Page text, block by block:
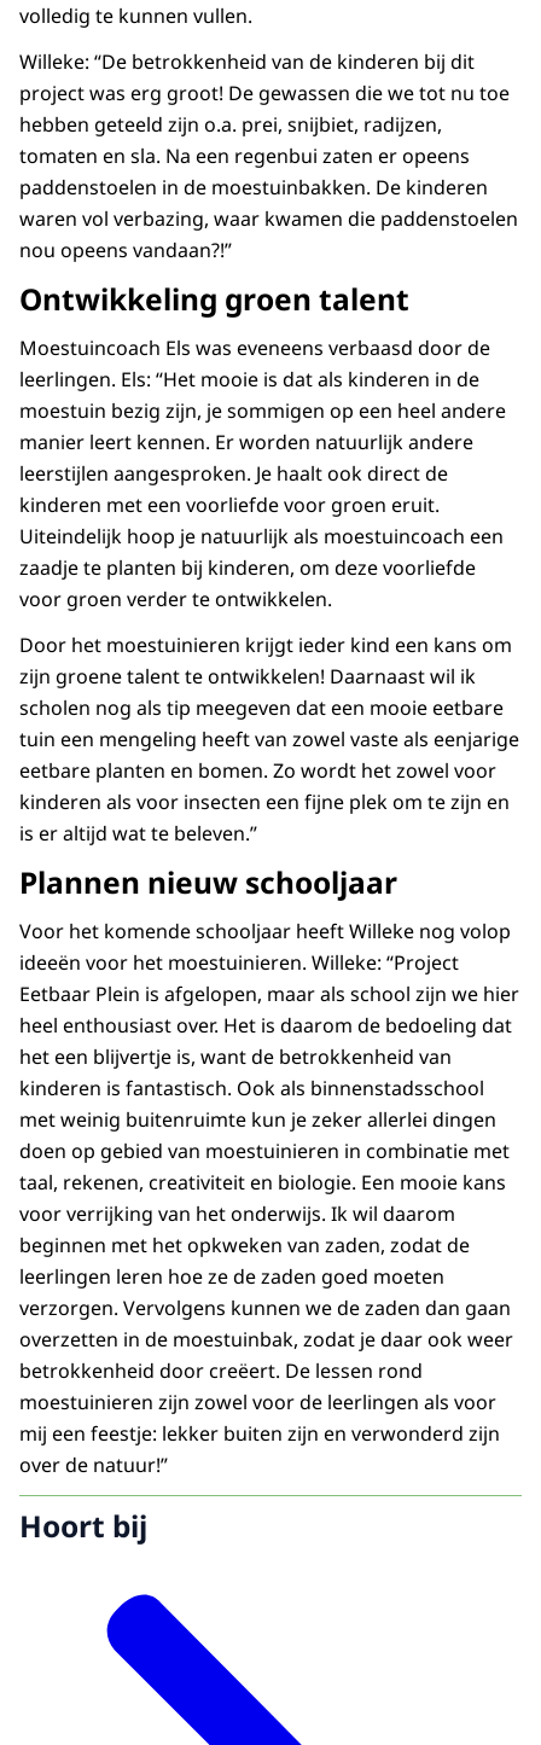
volledig te kunnen vullen.
Willeke: “De betrokkenheid van de kinderen bij dit
project was erg groot! De gewassen die we tot nu toe
hebben geteeld zijn o.a. prei, snijbiet, radijzen,
tomaten en sla. Na een regenbui zaten er opeens
paddenstoelen in de moestuinbakken. De kinderen
waren vol verbazing, waar kwamen die paddenstoelen
nou opeens vandaan?!”
Ontwikkeling groen talent
Moestuincoach Els was eveneens verbaasd door de
leerlingen. Els: “Het mooie is dat als kinderen in de
moestuin bezig zijn, je sommigen op een heel andere
manier leert kennen. Er worden natuurlijk andere
leerstijlen aangesproken. Je haalt ook direct de
kinderen met een voorliefde voor groen eruit.
Uiteindelijk hoop je natuurlijk als moestuincoach een
zaadje te planten bij kinderen, om deze voorliefde
voor groen verder te ontwikkelen.
Door het moestuinieren krijgt ieder kind een kans om
zijn groene talent te ontwikkelen! Daarnaast wil ik
scholen nog als tip meegeven dat een mooie eetbare
tuin een mengeling heeft van zowel vaste als eenjarige
eetbare planten en bomen. Zo wordt het zowel voor
kinderen als voor insecten een fijne plek om te zijn en
is er altijd wat te beleven.”
Plannen nieuw schooljaar
Voor het komende schooljaar heeft Willeke nog volop
ideeën voor het moestuinieren. Willeke: “Project
Eetbaar Plein is afgelopen, maar als school zijn we hier
heel enthousiast over. Het is daarom de bedoeling dat
het een blijvertje is, want de betrokkenheid van
kinderen is fantastisch. Ook als binnenstadsschool
met weinig buitenruimte kun je zeker allerlei dingen
doen op gebied van moestuinieren in combinatie met
taal, rekenen, creativiteit en biologie. Een mooie kans
voor verrijking van het onderwijs. Ik wil daarom
beginnen met het opkweken van zaden, zodat de
leerlingen leren hoe ze de zaden goed moeten
verzorgen. Vervolgens kunnen we de zaden dan gaan
overzetten in de moestuinbak, zodat je daar ook weer
betrokkenheid door creëert. De lessen rond
moestuinieren zijn zowel voor de leerlingen als voor
mij een feestje: lekker buiten zijn en verwonderd zijn
over de natuur!”
Hoort bij